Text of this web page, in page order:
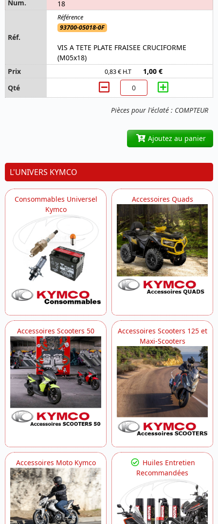
Pièces pour l'éclaté : COMPTEUR
18
93700-05018-0F
VIS A TETE PLATE FRAISEE CRUCIFORME
(M05x18)
0,83 € H.T 1,00 €
Ajoutez au panier
L'UNIVERS KYMCO
Consommables Universel
Kymco
Accessoires Quads
Accessoires Scooters 50
Accessoires Scooters 125 et
Maxi-Scooters
Accessoires Moto Kymco
Huiles Entretien
Recommandées